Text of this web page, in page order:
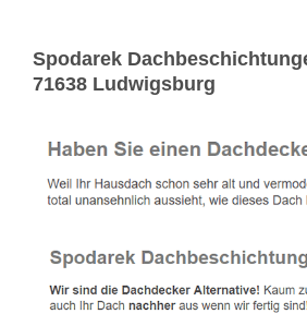
Spodarek
71638 Ludwigsburg